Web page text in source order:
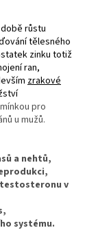
růstu
tělesného
zinku totiž
ran,
zrakové
pro
u mužů.
a nehtů,
v
systému.